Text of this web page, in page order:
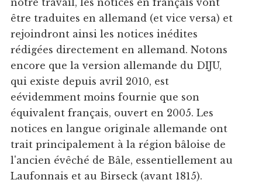
notre travail, les notices en français vont
être traduites en allemand (et vice versa) et
rejoindront ainsi les notices inédites
rédigées directement en allemand. Notons
encore que la version allemande du DIJU,
qui existe depuis avril 2010, est
eévidemment moins fournie que son
équivalent français, ouvert en 2005. Les
notices en langue originale allemande ont
trait principalement à la région bâloise de
l'ancien évêché de Bâle, essentiellement au
Laufonnais et au Birseck (avant 1815).